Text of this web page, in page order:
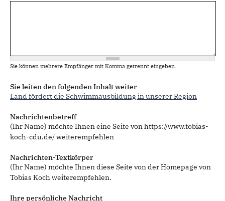
Sie können mehrere Empfänger mit Komma getrennt eingeben.
Sie leiten den folgenden Inhalt weiter
Land fördert die Schwimmausbildung in unserer Region
Nachrichtenbetreff
(Ihr Name) möchte Ihnen eine Seite von https://www.tobias-
koch-cdu.de/ weiterempfehlen
Nachrichten-Textkörper
(Ihr Name) möchte Ihnen diese Seite von der Homepage von
Tobias Koch weiterempfehlen.
Ihre persönliche Nachricht